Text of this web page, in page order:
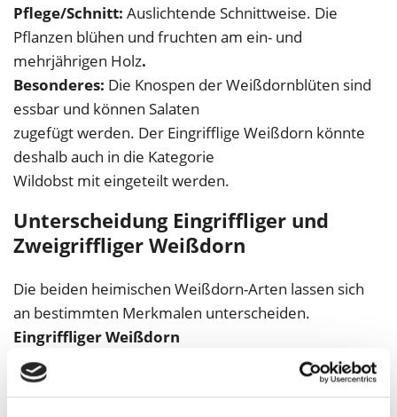
Pflege/Schnitt: Auslichtende Schnittweise. Die
Pflanzen blühen und fruchten am ein- und
mehrjährigen Holz.
Besonderes: Die Knospen der Weißdornblüten sind
essbar und können Salaten
zugefügt werden. Der Eingrifflige Weißdorn könnte
deshalb auch in die Kategorie
Wildobst mit eingeteilt werden.
Unterscheidung Eingriffliger und
Zweigriffliger Weißdorn
Die beiden heimischen Weißdorn-Arten lassen sich
an bestimmten Merkmalen unterscheiden.
Eingriffliger Weißdorn
Die Blüte verfügt in der Regel über nur einen Griffel
(immer mehrere Blüten einer Pflanze kontrollieren).